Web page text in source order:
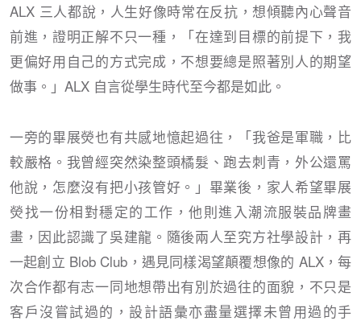
ALX 三人都說，人生好像時常在反抗，想傾聽內心聲音
前進，證明正解不只一種，「在達到目標的前提下，我
更偏好用自己的方式完成，不想要總是照著別人的期望
做事。」ALX 自言從學生時代至今都是如此。
一旁的畢展熒也有共感地憶起過往，「我爸是軍職，比
較嚴格。我曾經突然染整頭橘髮、跑去刺青，外公還罵
他說，怎麼沒有把小孩管好。」畢業後，家人希望畢展
熒找一份相對穩定的工作，他則進入潮流服裝品牌畫
畫，因此認識了吳建龍。隨後兩人至究方社學設計，再
一起創立 Blob Club，遇見同樣渴望顛覆想像的 ALX，每
次合作都有志一同地想帶出有別於過往的面貌，不只是
客戶沒嘗試過的，設計語彙亦盡量選擇未曾用過的手